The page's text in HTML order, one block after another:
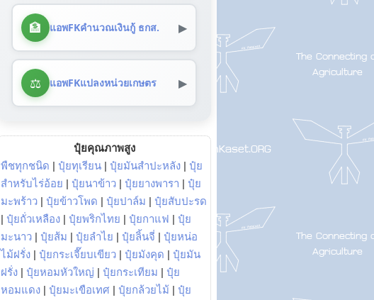
🏦 แอพFKคำนวณเงินกู้ ธกส. ▶
⚖️ แอพFKแปลงหน่วยเกษตร ▶
ปุ๋ยคุณภาพสูง
พืชทุกชนิด | ปุ๋ยทุเรียน | ปุ๋ยมันสำปะหลัง | ปุ๋ย
สำหรับไร่อ้อย | ปุ๋ยนาข้าว | ปุ๋ยยางพารา | ปุ๋ย
มะพร้าว | ปุ๋ยข้าวโพด | ปุ๋ยปาล์ม | ปุ๋ยสับปะรด
| ปุ๋ยถั่วเหลือง | ปุ๋ยพริกไทย | ปุ๋ยกาแฟ | ปุ๋ย
มะนาว | ปุ๋ยส้ม | ปุ๋ยลำไย | ปุ๋ยลิ้นจี่ | ปุ๋ยหน่อ
ไม้ฝรั่ง | ปุ๋ยกระเจี๊ยบเขียว | ปุ๋ยมังคุด | ปุ๋ยมัน
ฝรั่ง | ปุ๋ยหอมหัวใหญ่ | ปุ๋ยกระเทียม | ปุ๋ย
หอมแดง | ปุ๋ยมะเขือเทศ | ปุ๋ยกล้วยไม้ | ปุ๋ย